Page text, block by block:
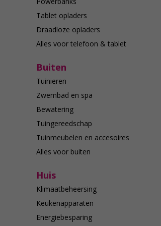
Tablet opladers
Draadloze opladers
Alles voor telefoon & tablet
Buiten
Tuinieren
Zwembad en spa
Bewatering
Tuingereedschap
Tuinmeubelen en accesoires
Alles voor buiten
Huis
Klimaatbeheersing
Keukenapparaten
Energiebesparing